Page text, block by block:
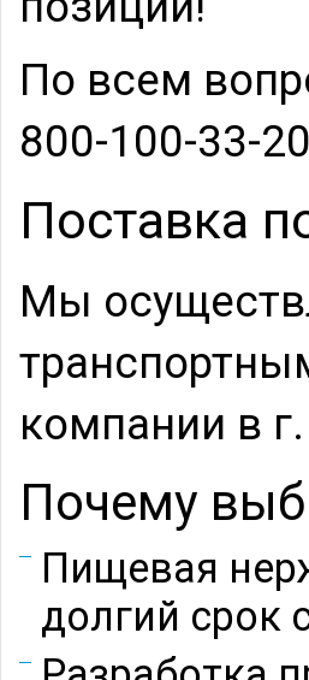
По всем
800-100-33-
Поставка
Мы
компании в
Почему
Пищевая
долгий срок